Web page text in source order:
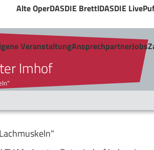
Alte OperDASDIE BrettlDASDIE Live
VeranstaltungAnsprechpartnerJobs
Imhof